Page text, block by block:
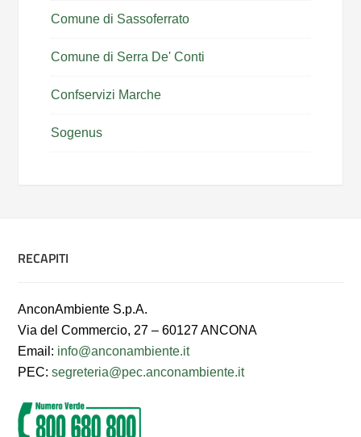
Comune di Sassoferrato
Comune di Serra De' Conti
Confservizi Marche
Sogenus
RECAPITI
AnconAmbiente S.p.A.
Via del Commercio, 27 – 60127 ANCONA
Email: info@anconambiente.it
PEC:segreteria@pec.anconambiente.it